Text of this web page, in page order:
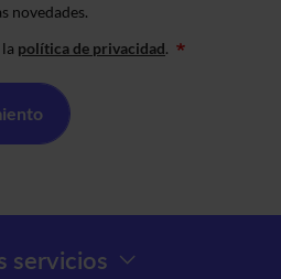
novedades.
política de privacidad. *
servicios